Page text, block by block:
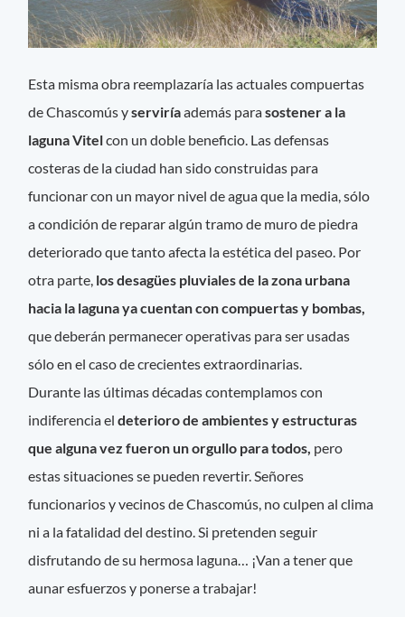
Esta misma obra reemplazaría las actuales compuertas
de Chascomús yserviríaademás parasostener a la
laguna Vitelcon un doble beneficio. Las defensas
costeras de la ciudad han sido construidas para
funcionar con un mayor nivel de agua que la media, sólo
a condición de reparar algún tramo de muro de piedra
deteriorado que tanto afecta la estética del paseo. Por
otra parte, los desagües pluviales de la zona urbana
hacia la laguna ya cuentan con compuertas y bombas,
que deberán permanecer operativas para ser usadas
sólo en el caso de crecientes extraordinarias.
Durante las últimas décadas contemplamos con
indiferencia eldeterioro de ambientes y estructuras
que alguna vez fueron un orgullo para todos, pero
estas situaciones se pueden revertir. Señores
funcionarios y vecinos de Chascomús, no culpen al clima
ni a la fatalidad del destino. Si pretenden seguir
disfrutando de su hermosa laguna… ¡Van a tener que
aunar esfuerzos y ponerse a trabajar!